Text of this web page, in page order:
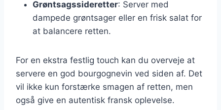
Grøntsagssideretter: Server med
dampede grøntsager eller en frisk salat for
at balancere retten.
For en ekstra festlig touch kan du overveje at
servere en god bourgognevin ved siden af. Det
vil ikke kun forstærke smagen af retten, men
også give en autentisk fransk oplevelse.